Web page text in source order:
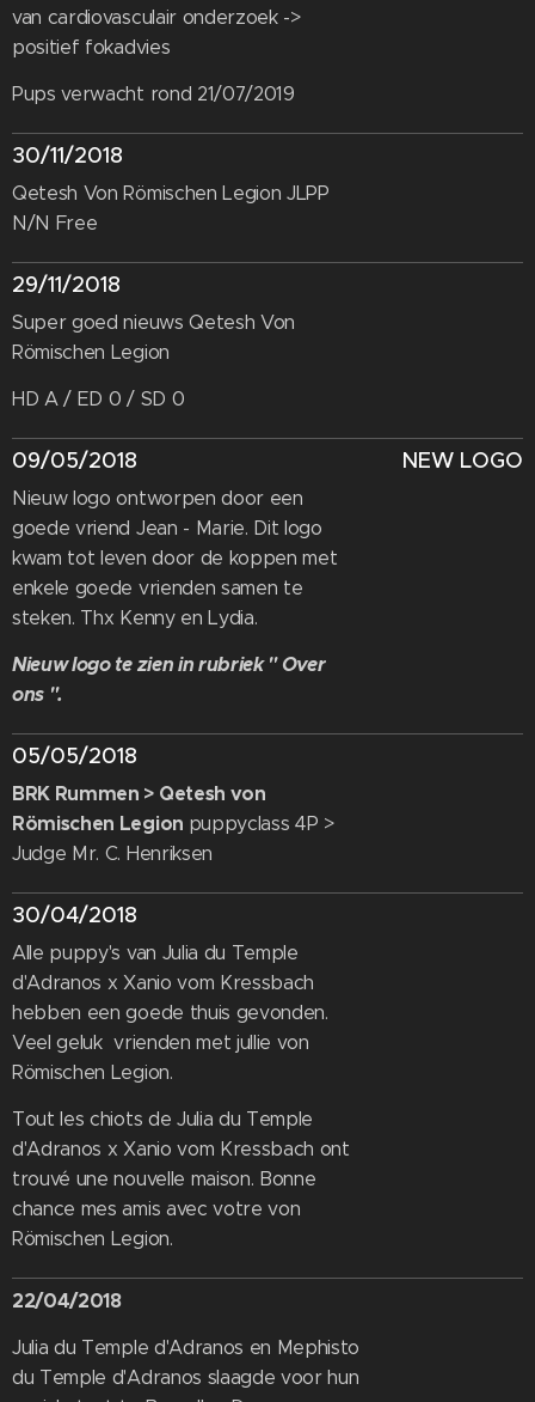
van cardiovasculair onderzoek ->
positief fokadvies
Pups verwacht rond 21/07/2019
30/11/2018
Qetesh Von Römischen Legion JLPP
N/N Free
29/11/2018
Super goed nieuws Qetesh Von
Römischen Legion
HD A / ED 0 / SD 0
09/05/2018
Nieuw logo ontworpen door een
goede vriend Jean - Marie. Dit logo
kwam tot leven door de koppen met
enkele goede vrienden samen te
steken. Thx Kenny en Lydia.
Nieuw logo te zien in rubriek " Over
ons ".
NEW LOGO
05/05/2018
BRK Rummen > Qetesh von
Römischen Legion puppyclass 4P >
Judge Mr. C. Henriksen
30/04/2018
Alle puppy's van Julia du Temple
d'Adranos x Xanio vom Kressbach
hebben een goede thuis gevonden.
Veel geluk vrienden met jullie von
Römischen Legion.
Tout les chiots de Julia du Temple
d'Adranos x Xanio vom Kressbach ont
trouvé une nouvelle maison. Bonne
chance mes amis avec votre von
Römischen Legion.
22/04/2018
Julia du Temple d'Adranos en Mephisto
du Temple d'Adranos slaagde voor hun